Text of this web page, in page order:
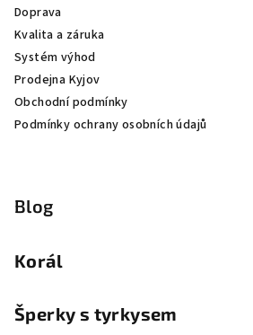
Doprava
Kvalita a záruka
Systém výhod
Prodejna Kyjov
Obchodní podmínky
Podmínky ochrany osobních údajů
Blog
Korál
Šperky s tyrkysem